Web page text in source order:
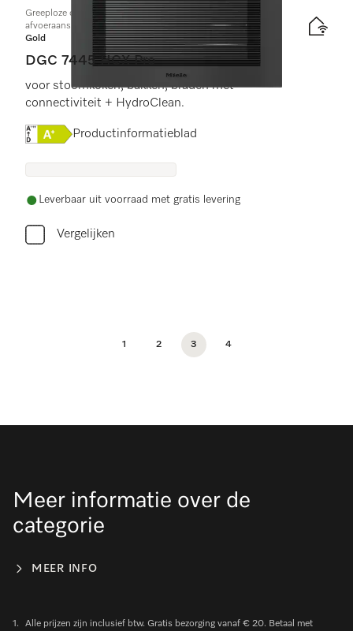
Greeploze compacte combi-stoomoven met toe- en
afvoeraansluiting voor water
Gold
DGC 7445 HCX Pro
voor stoomkoken, bakken, braden met
connectiviteit + HydroClean.
Online Label Flag, Energielabel
Productinformatieblad
Leverbaar uit voorraad met gratis levering
Vergelijken
1 2 3 4
Meer informatie over de
categorie
MEER INFO
1.
Alle prijzen zijn inclusief btw. Gratis bezorging vanaf € 20. Betaal met